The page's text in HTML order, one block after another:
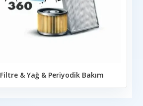
Filtre & Yağ & Periyodik Bakım